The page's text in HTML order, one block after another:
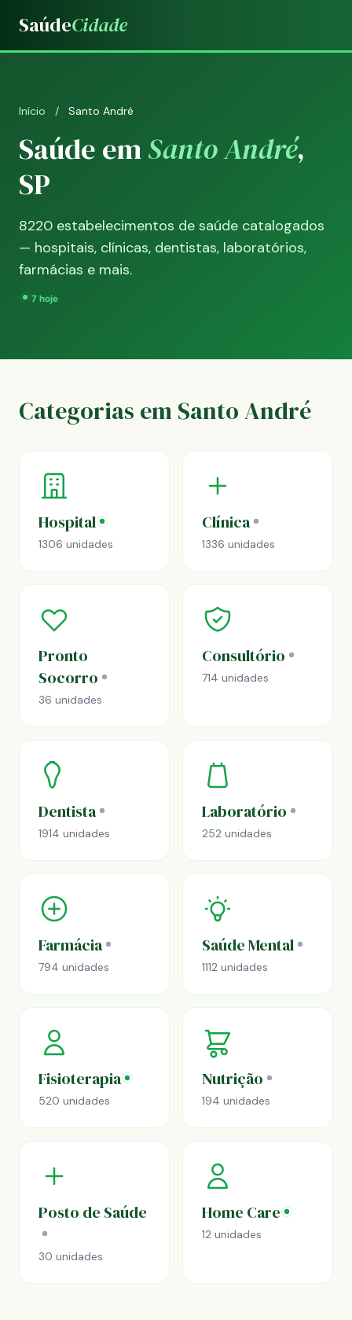
SaúdeCidade
Início / Santo André
Saúde emSanto André,
SP
8220 estabelecimentos de saúde catalogados
— hospitais, clínicas, dentistas, laboratórios,
farmácias e mais.
Categorias em Santo André
Hospital
1306 unidades
Clínica
1336 unidades
Pronto
Socorro
36 unidades
Consultório
714 unidades
Dentista
1914 unidades
Laboratório
252 unidades
Farmácia
794 unidades
Saúde Mental
1112 unidades
Fisioterapia
520 unidades
Nutrição
194 unidades
Posto de Saúde
30 unidades
Home Care
12 unidades